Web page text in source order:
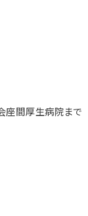
座間厚生病院まで